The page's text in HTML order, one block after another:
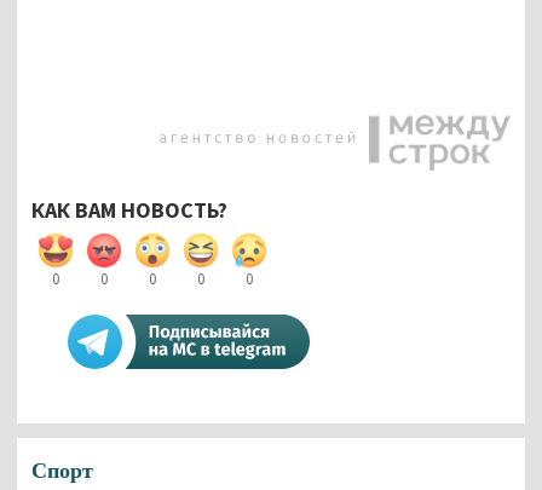
КАК ВАМ НОВОСТЬ?
0 0 0 0 0
Спорт